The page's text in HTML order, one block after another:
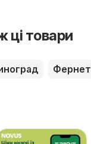
ці товари
Фернет